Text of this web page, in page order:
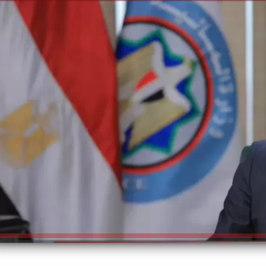
إلهام شرشر تكتب: دي مبقتش كورة..
دي سياسة
الكاتبة إلهام شرشر تهنئ الرئيس
السيسي بعيد ميلاده وتُشيد بجهوده
في بناء الدولة